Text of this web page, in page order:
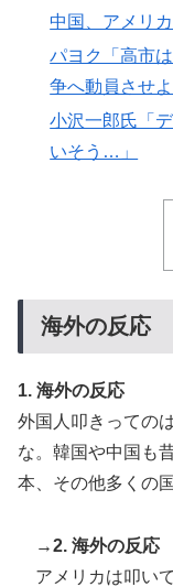
イマナガ節を
▶ 韓国政府、謝
示するも拒否
▶ 【高校野球】
入に異議申す
欧州「日本だ
逆 → 「予想通
日本人「世界
れたちびっ子
中国、アメリ
パヨク「高市
争へ動員させ
小沢一郎氏「
いそう…」
海外の反応
1. 海外の反応
外国人叩きっての
な。韓国や中国も
本、その他多くの
→2. 海外の反応
アメリカは叩い